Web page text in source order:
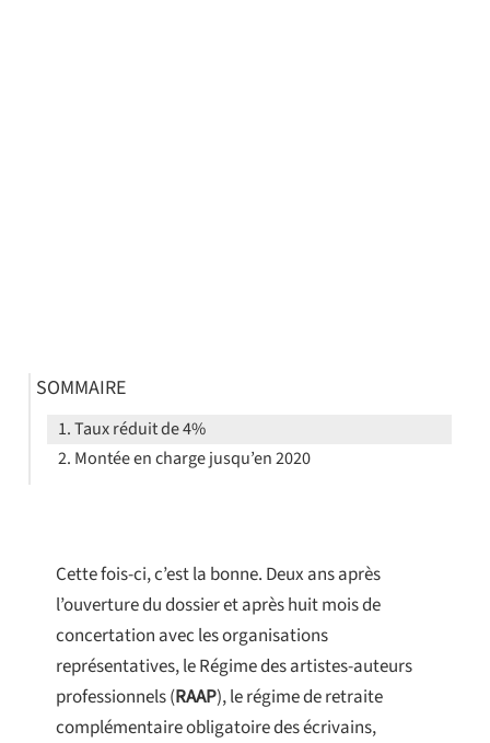
Cette fois-ci, c’est la bonne. Deux ans après
l’ouverture du dossier et après huit mois de
concertation avec les organisations
représentatives, le Régime des artistes-auteurs
professionnels (RAAP), le régime de retraite
complémentaire obligatoire des écrivains,
SOMMAIRE
Taux réduit de 4%
Montée en charge jusqu’en 2020